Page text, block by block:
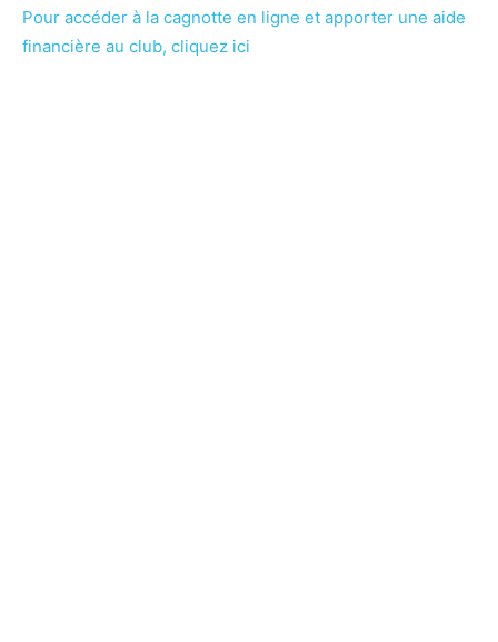
Pour accéder à la cagnotte en ligne et apporter une aide
financière au club, cliquez ici